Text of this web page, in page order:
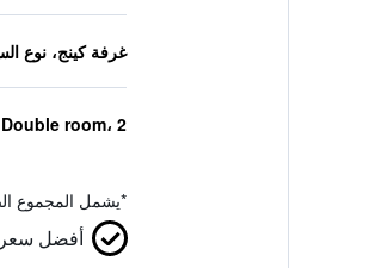
غرفة كينج، نوع
Double room، 2 من الأسرّة المزدوجة
*يشمل المجموع
أفضل سعر